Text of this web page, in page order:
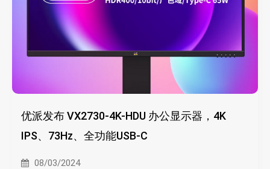
优派发布 VX2730-4K-HDU 办公显示器，4K
IPS、73Hz、全功能USB-C
08/03/2024